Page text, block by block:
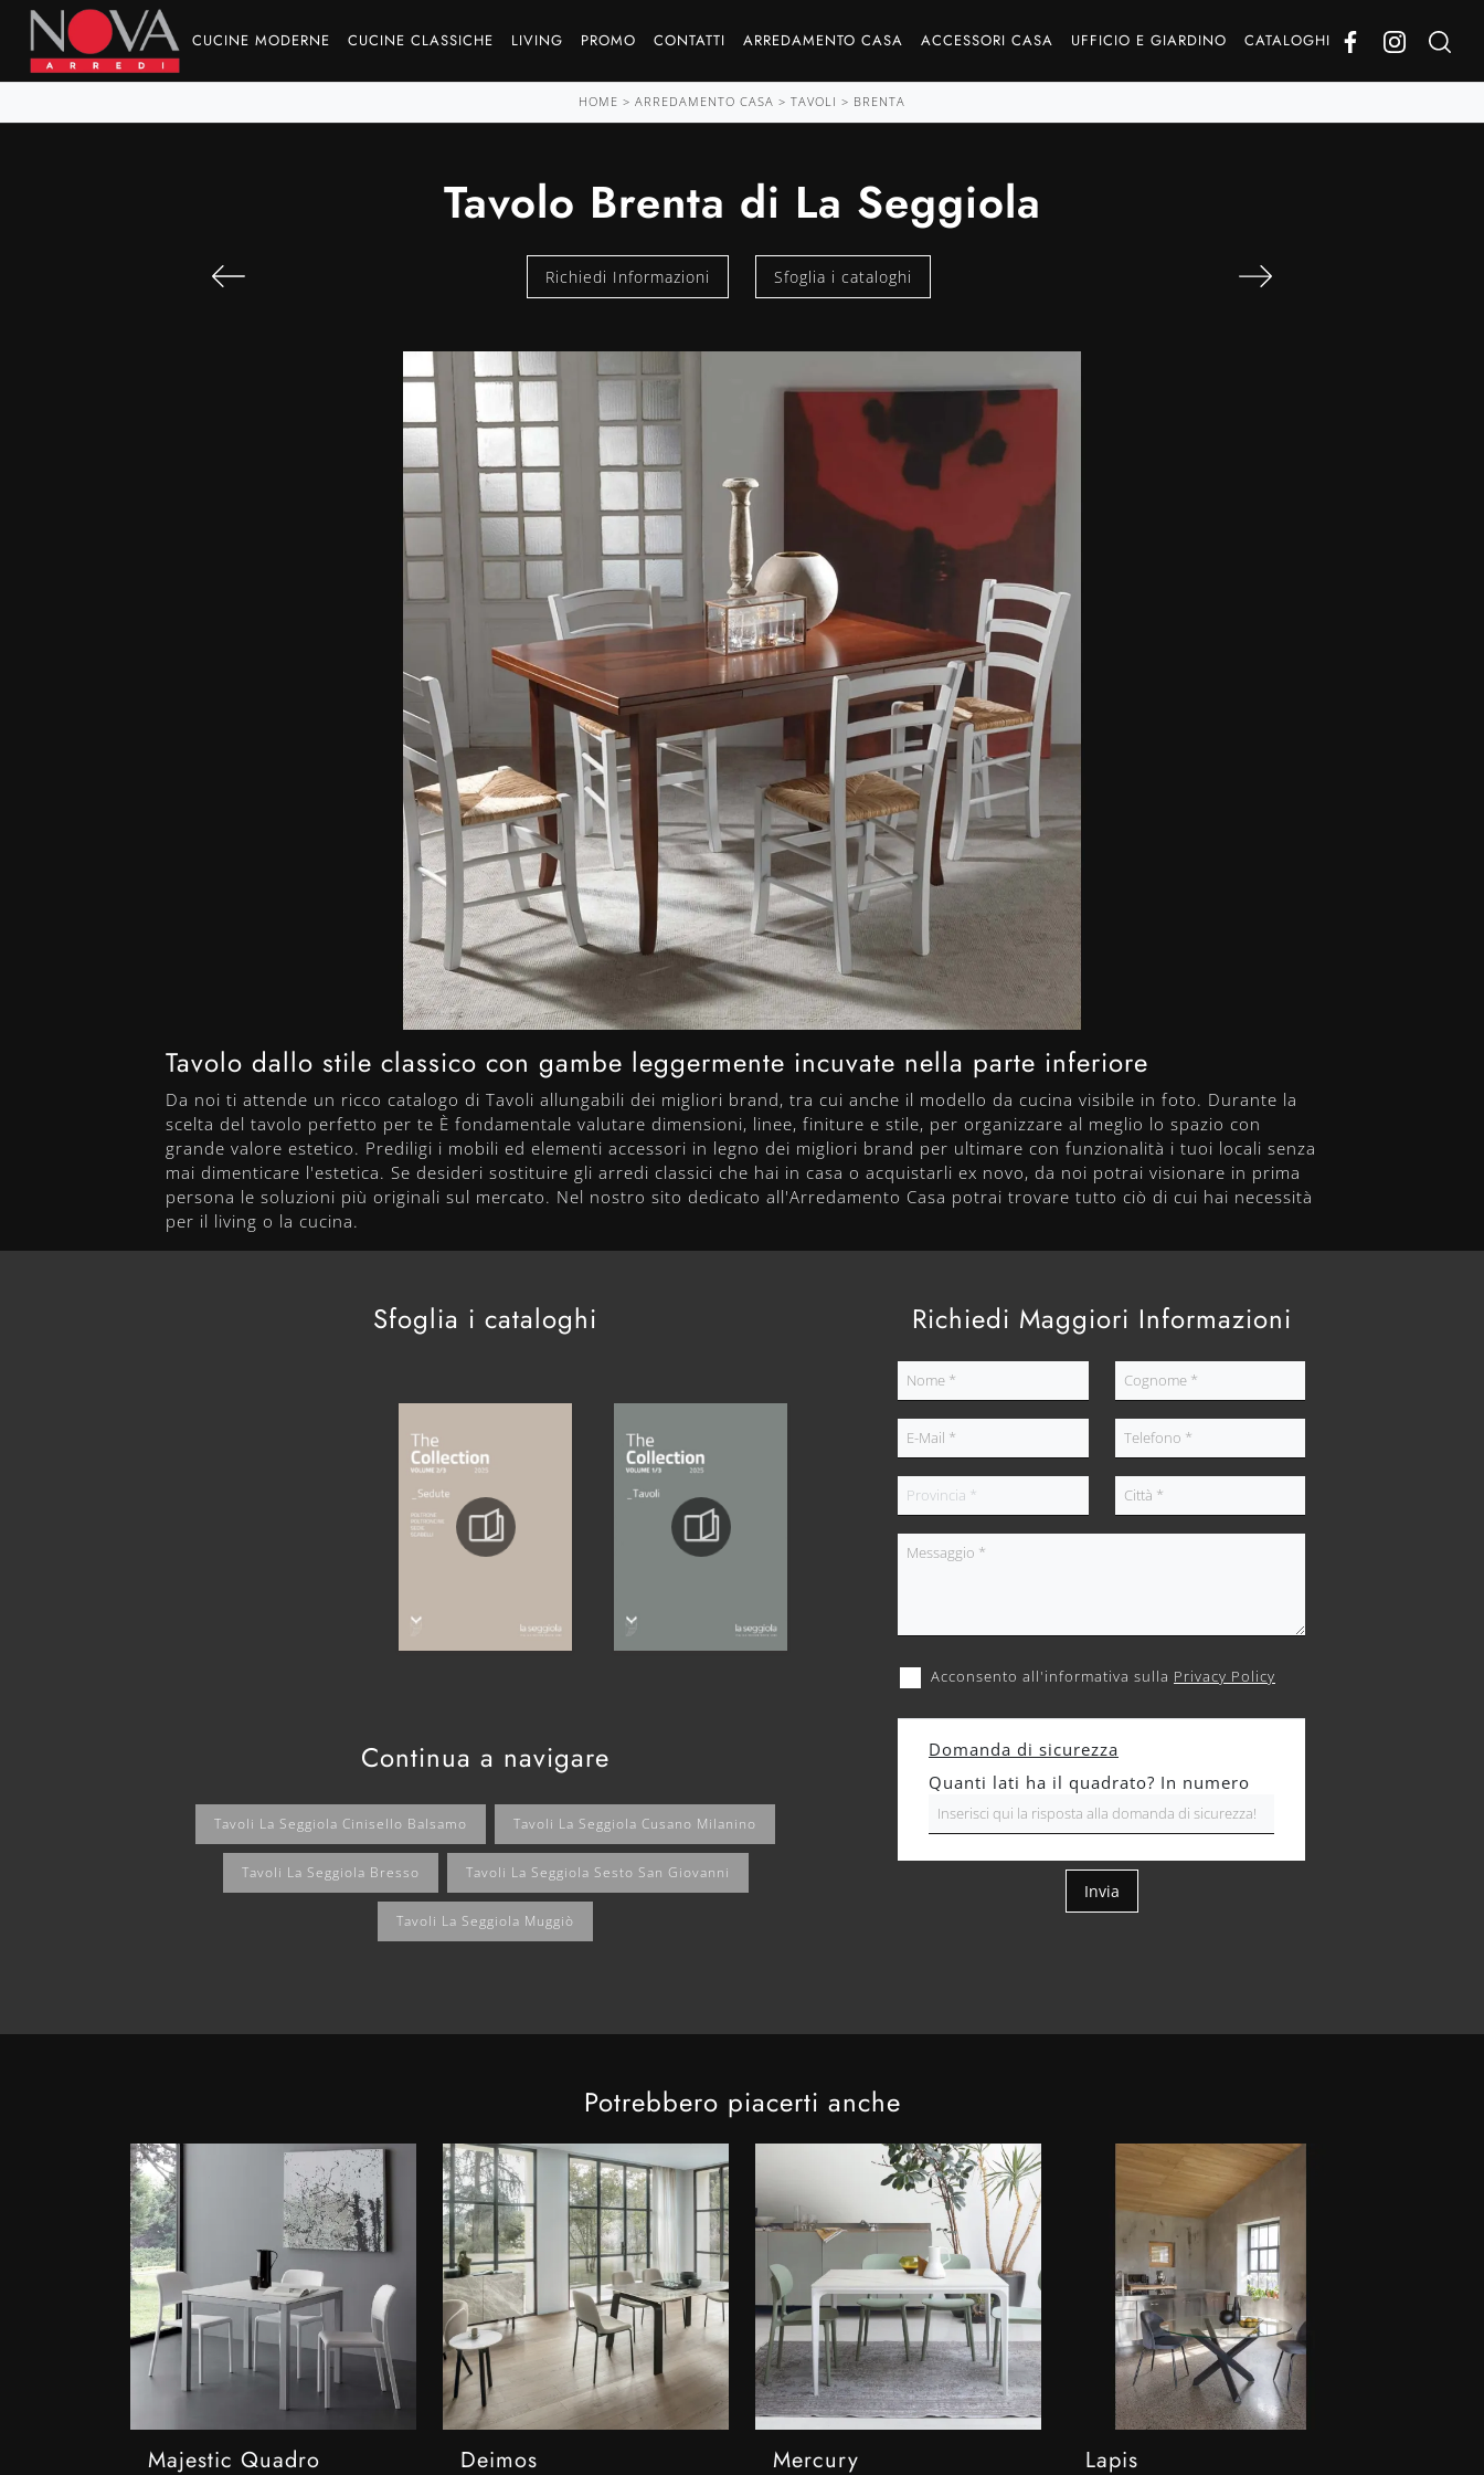
CUCINE MODERNE CUCINE CLASSICHE LIVING PROMO CONTATTI ARREDAMENTO CASA ACCESSORI CASA UFFICIO E GIARDINO CATALOGHI
HOME > ARREDAMENTO CASA > TAVOLI > BRENTA
Tavolo Brenta di La Seggiola
Richiedi Informazioni Sfoglia i cataloghi
Tavolo dallo stile classico con gambe leggermente incuvate nella parte inferiore
Da noi ti attende un ricco catalogo di Tavoli allungabili dei migliori brand, tra cui anche il modello da cucina visibile in foto. Durante la
scelta del tavolo perfetto per te È fondamentale valutare dimensioni, linee, finiture e stile, per organizzare al meglio lo spazio con
grande valore estetico. Prediligi i mobili ed elementi accessori in legno dei migliori brand per ultimare con funzionalità i tuoi locali senza
mai dimenticare l'estetica. Se desideri sostituire gli arredi classici che hai in casa o acquistarli ex novo, da noi potrai visionare in prima
persona le soluzioni più originali sul mercato. Nel nostro sito dedicato all'Arredamento Casa potrai trovare tutto ciò di cui hai necessità
per il living o la cucina.
Sfoglia i cataloghi
Continua a navigare
Tavoli La Seggiola Cinisello Balsamo Tavoli La Seggiola Cusano Milanino
Tavoli La Seggiola Bresso Tavoli La Seggiola Sesto San Giovanni
Tavoli La Seggiola Muggiò
Richiedi Maggiori Informazioni
Acconsento all'informativa sulla Privacy Policy
Domanda di sicurezza
Quanti lati ha il quadrato? In numero
Invia
Potrebbero piacerti anche
Majestic Quadro Deimos Mercury Lapis